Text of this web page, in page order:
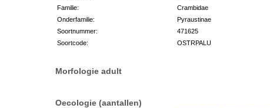
Familie:
Crambidae
Onderfamilie:
Pyraustinae
Soortnummer:
471625
Soortcode:
OSTRPALU
Morfologie adult
Oecologie (aantallen)